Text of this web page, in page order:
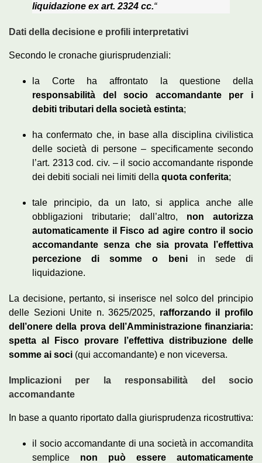
liquidazione ex art. 2324 cc.“
Dati della decisione e profili interpretativi
Secondo le cronache giurisprudenziali:
la Corte ha affrontato la questione della
responsabilità del socio accomandante per i
debiti tributari della società estinta;
ha confermato che, in base alla disciplina civilistica
delle società di persone – specificamente secondo
l’art. 2313 cod. civ. – il socio accomandante risponde
dei debiti sociali nei limiti della quota conferita;
tale principio, da un lato, si applica anche alle
obbligazioni tributarie; dall’altro, non autorizza
automaticamente il Fisco ad agire contro il socio
accomandante senza che sia provata l’effettiva
percezione di somme o beniin sede di
liquidazione.
La decisione, pertanto, si inserisce nel solco del principio
delle Sezioni Unite n. 3625/2025, rafforzando il profilo
dell’onere della prova dell’Amministrazione finanziaria:
spetta al Fisco provare l’effettiva distribuzione delle
somme ai soci (qui accomandante) e non viceversa.
Implicazioni per la responsabilità del socio
accomandante
In base a quanto riportato dalla giurisprudenza ricostruttiva:
il socio accomandante di una società in accomandita
semplice non può essere automaticamente